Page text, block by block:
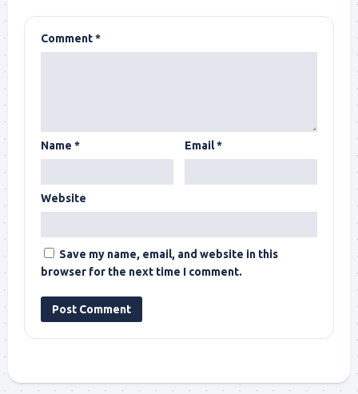
Comment*
Name * Email*
Website
Save my name, email, and website in this
browser for the next time I comment.